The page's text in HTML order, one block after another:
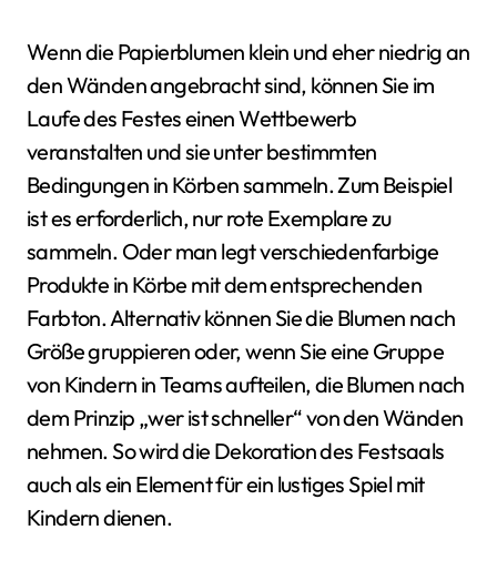
Wenn die Papierblumen klein und eher niedrig an
den Wänden angebracht sind, können Sie im
Laufe des Festes einen Wettbewerb
veranstalten und sie unter bestimmten
Bedingungen in Körben sammeln. Zum Beispiel
ist es erforderlich, nur rote Exemplare zu
sammeln. Oder man legt verschiedenfarbige
Produkte in Körbe mit dem entsprechenden
Farbton. Alternativ können Sie die Blumen nach
Größe gruppieren oder, wenn Sie eine Gruppe
von Kindern in Teams aufteilen, die Blumen nach
dem Prinzip „wer ist schneller“ von den Wänden
nehmen. So wird die Dekoration des Festsaals
auch als ein Element für ein lustiges Spiel mit
Kindern dienen.